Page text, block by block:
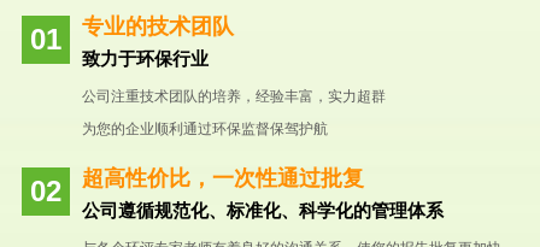
专业的技术团队
致力于环保行业
公司注重技术团队的培养，经验丰富，实力超群
为您的企业顺利通过环保监督保驾护航
超高性价比，一次性通过批复
公司遵循规范化、标准化、科学化的管理体系